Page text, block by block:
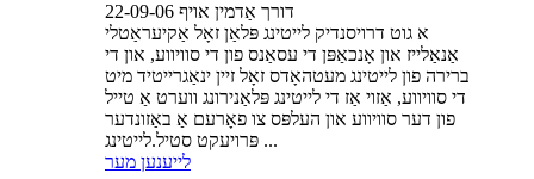
דורך אַדמין אויף 22-09-06
א גוט דרויסנדיק לייטינג פּלאַן זאָל אַקיעראַטלי
אַנאַלייז און אָנכאַפּן די עסאַנס פון די סוויווע, און די
ברירה פון לייטינג מעטהאָדס זאָל זיין ינאַגרייטיד מיט
די סוויווע, אַזוי אַז די לייטינג פּלאַנירונג ווערט אַ טייל
פון דער סוויווע און העלפּס צו פאָרעם אַ באַזונדער
פּרויעקט סטיל.לייטינג ...
לייענען מער